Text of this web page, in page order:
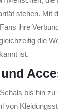
stehen. Mit
ihre
die
ist.
bis hin zu
von